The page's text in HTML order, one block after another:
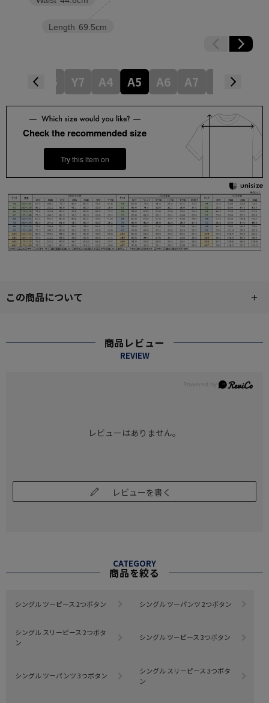
Length 69.5cm
Y6 Y7 A4 A5 A6 A7 AB4
Check the recommended size
Try this item on
この商品について
商品レビュー
REVIEW
レビューはありません。
レビューを書く
CATEGORY
商品を絞る
シングル ツーピース 2つボタン シングル ツーパンツ 2つボタン
シングル スリーピース 2つボタ
ン
シングル ツーピース 3つボタン
シングル ツーパンツ 3つボタン
シングル スリーピース 3つボタ
ン